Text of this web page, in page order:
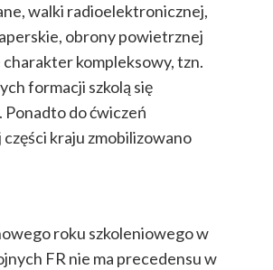
walki radioelektronicznej,
obrony powietrznej
charakter kompleksowy, tzn.
formacji szkolą się
do ćwiczeń
kraju zmobilizowano
roku szkoleniowego w
FR nie ma precedensu w